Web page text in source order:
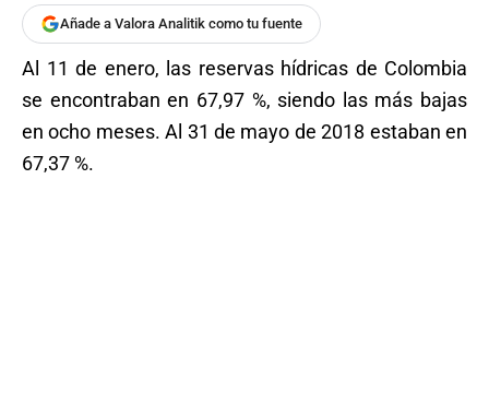
Añade a Valora Analitik como tu fuente
Al 11 de enero, las reservas hídricas de Colombia
se encontraban en 67,97 %, siendo las más bajas
en ocho meses. Al 31 de mayo de 2018 estaban en
67,37 %.